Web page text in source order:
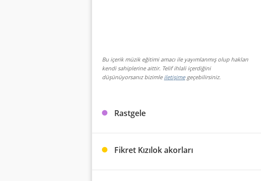
Bu içerik müzik eğitimi amacı ile yayımlanmış olup hakları
kendi sahiplerine aittir. Telif ihlali içerdiğini
düşünüyorsanız bizimle iletişimegeçebilirsiniz.
Rastgele
Fikret Kızılok akorları